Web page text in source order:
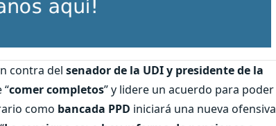
contra del senador de la UDI y presidente de la
“comer completos” y lidere un acuerdo para poder
como bancada PPD iniciará una nueva ofensiva